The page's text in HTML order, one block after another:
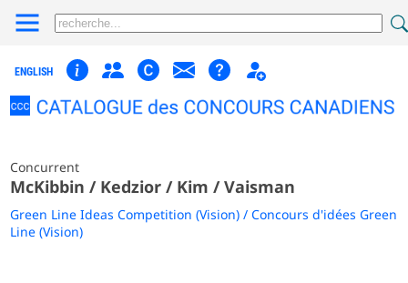
ENGLISH
Concurrent
McKibbin / Kedzior / Kim / Vaisman
Green Line Ideas Competition (Vision) / Concours d'idées Green
Line (Vision)